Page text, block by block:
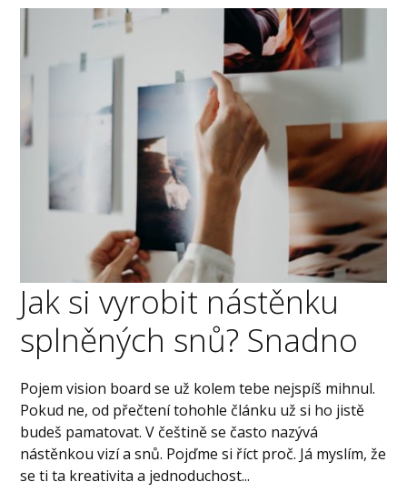
Jak si vyrobit nástěnku
splněných snů? Snadno
Pojem vision board se už kolem tebe nejspíš mihnul.
Pokud ne, od přečtení tohohle článku už si ho jistě
budeš pamatovat. V češtině se často nazývá
nástěnkou vizí a snů. Pojďme si říct proč. Já myslím, že
se ti ta kreativita a jednoduchost...